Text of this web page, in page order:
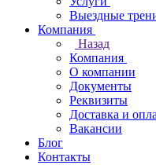
Выездные
Компания
Назад
Компания
О компании
Документы
Реквизиты
Доставка и
Вакансии
Блог
Контакты